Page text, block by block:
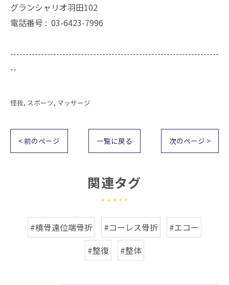
グランシャリオ羽田102
電話番号 : 03-6423-7996
--------------------------------------------------------------------
--
怪我 スポーツ マッサージ
< 前のページ 一覧に戻る 次のページ >
関連タグ
#橈骨遠位端骨折 #コーレス骨折
#エコー
#整復
#整体